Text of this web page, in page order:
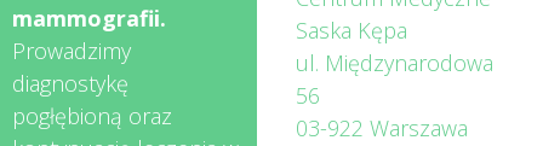
mammografii.
Prowadzimy
diagnostykę
pogłębioną oraz
Saska Kępa
ul. Międzynarodowa
56
03-922 Warszawa